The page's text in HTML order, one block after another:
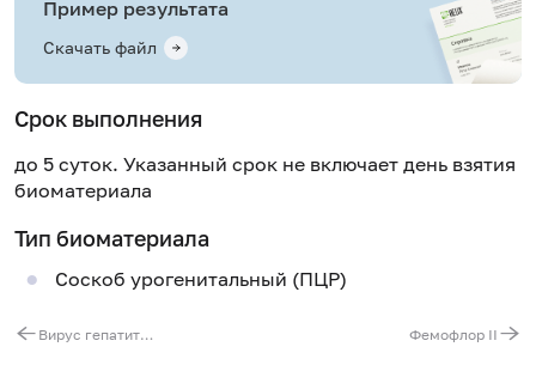
Пример результата
Скачать файл
Срок выполнения
до 5 суток. Указанный срок не включает день взятия
биоматериала
Тип биоматериала
Соскоб урогенитальный (ПЦР)
Вирус гепатита D (HDV), РНК [ПЦР] Фемофлор II